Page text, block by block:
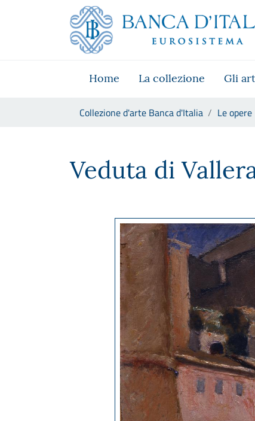
Skip to Main Content
Vai al sito istituzionale
Vai al menu di navigazione
Vai alla ricerca
Vai ai contenuti
Home La collezione Gli
Collezione d'arte Banca d'Italia Le opere
Veduta di